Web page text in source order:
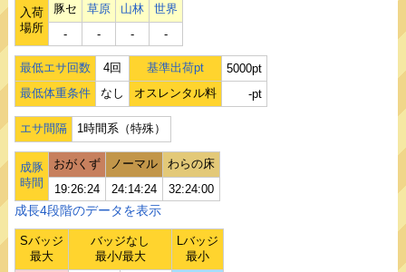
入荷
場所
豚セ 草原 山林
世界
‐
‐ ‐ ‐
最低エサ回数 4回 基準出荷pt
5000pt
最低体重条件
なし オスレンタル料 -pt
エサ間隔 1時間系（特殊）
成豚
時間
おがくず ノーマル
わらの床
19:26:24
24:14:24 32:24:00
成長4段階のデータを表示
Sバッジ
最大
バッジなし
最小/最大
Lバッジ
最小